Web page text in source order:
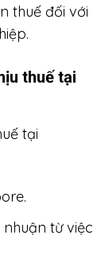
thuế đối với
thuế tại
tại
từ việc